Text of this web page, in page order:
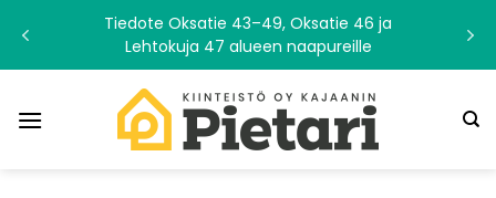
content
Tiedote Oksatie 43–49, Oksatie 46 ja
Lehtokuja 47 alueen naapureille